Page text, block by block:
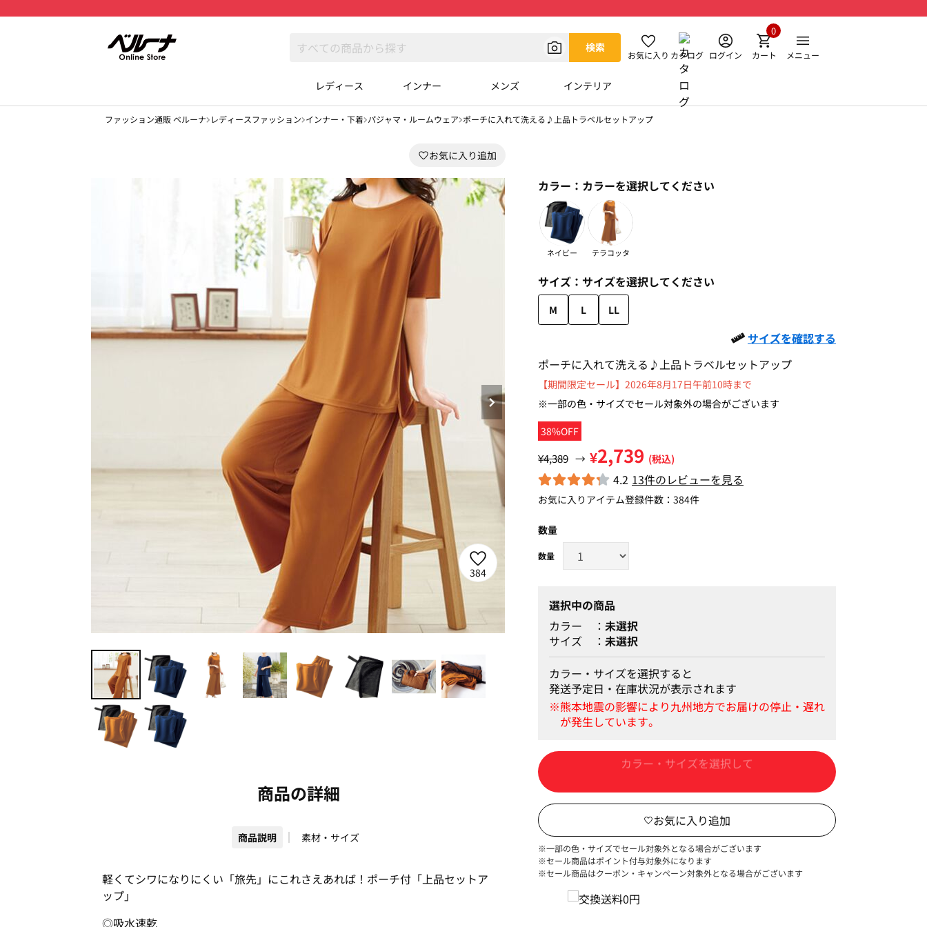
検索
お気に入り カタログ ログイン カート
0
メニュー
レディース インナー メンズ インテリア
ファッション通販 ベルーナ レディースファッション インナー・下着 パジャマ・ルームウェア ポーチに入れて洗える♪上品トラベルセットアップ
384
商品の詳細
商品説明 素材・サイズ
軽くてシワになりにくい「旅先」にこれさえあれば！ポーチ付「上品セットア
ップ」
◎吸水速乾
カラー： カラーを選択してください
ネイビー テラコッタ
サイズ： サイズを選択してください
M L LL
サイズを確認する
ポーチに入れて洗える♪上品トラベルセットアップ
38%OFF
【期間限定セール】2026年8月17日午前10時まで
※一部の色・サイズでセール対象外の場合がございます
¥4,389 → ¥2,739 (税込)
4.2 13件のレビューを見る
お気に入りアイテム登録件数： 384件
数量
選択中の商品
カラー
未選択
サイズ
未選択
カラー・サイズを選択すると
発送予定日・在庫状況が表示されます
カートに入れる
※一部の色・サイズでセール対象外となる場合がございます
※セール商品はポイント付与対象外になります
※セール商品はクーポン・キャンペーン対象外となる場合がございます